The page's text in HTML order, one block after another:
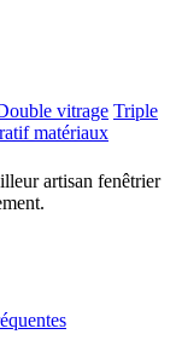
vitrage Triple
matériaux
artisan fenêtrier